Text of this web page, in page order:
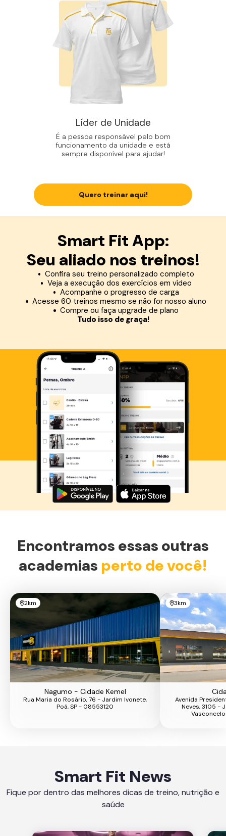
Líder de Unidade
É a pessoa responsável pelo bom
funcionamento da unidade e está
sempre disponível para ajudar!
Quero treinar aqui!
Smart Fit App:
Seu aliado nos treinos!
Confira seu treino personalizado completo
Veja a execução dos exercícios em vídeo
Acompanhe o progresso de carga
Acesse 60 treinos mesmo se não for nosso aluno
Compre ou faça upgrade de plano
Tudo isso de graça!
Baixe agora o Smart Fit App
Encontramos essas outras
academias perto de você!
2km
Nagumo - Cidade Kemel
Rua Maria do Rosário, 76 - Jardim Ivonete,
Poá, SP - 08553120
3km
Avenida
Neves, 3105 -
Smart Fit News
Fique por dentro das melhores dicas de treino, nutrição e
saúde